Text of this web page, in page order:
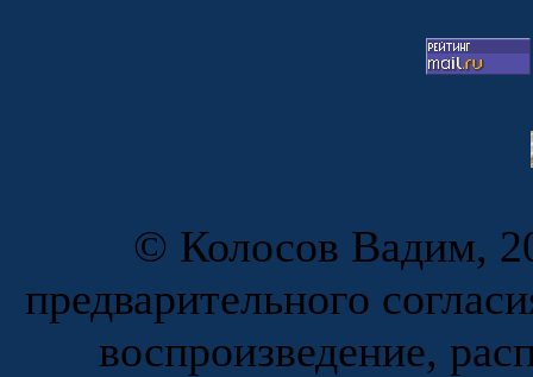
© Колосов Вадим,
предварительного
воспроизведение,